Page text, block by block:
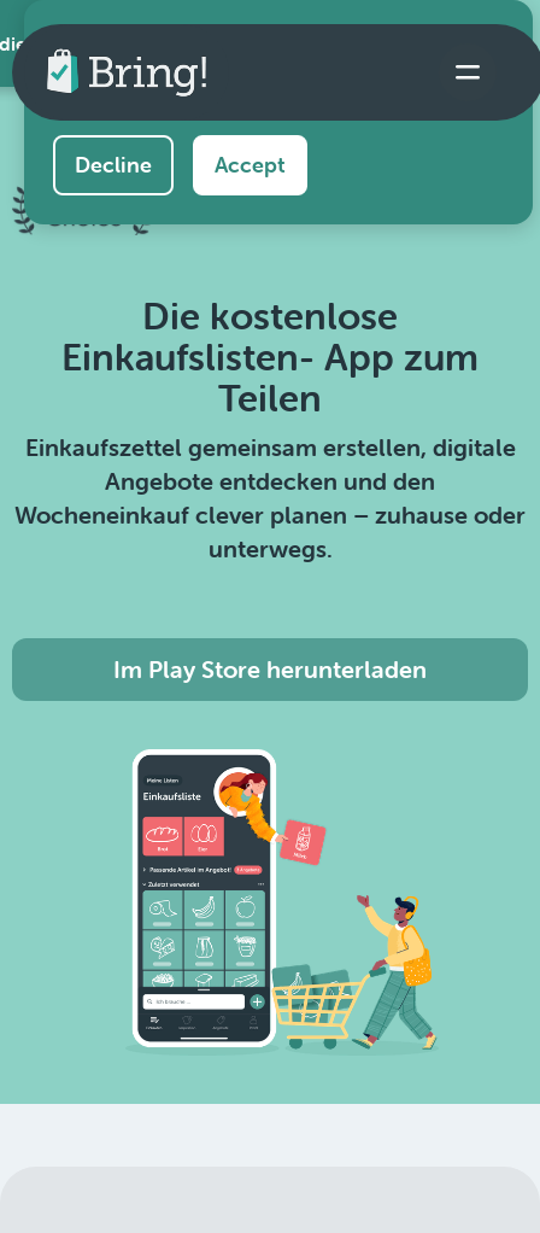
AppThis website uses cookies to ensure you get the
best experience on our website.
Decline Accept
Die kostenlose
Einkaufslisten- App zum
Teilen
Einkaufszettel gemeinsam erstellen, digitale
Angebote entdecken und den
Wocheneinkauf clever planen – zuhause oder
unterwegs.
Im Play Store herunterladen